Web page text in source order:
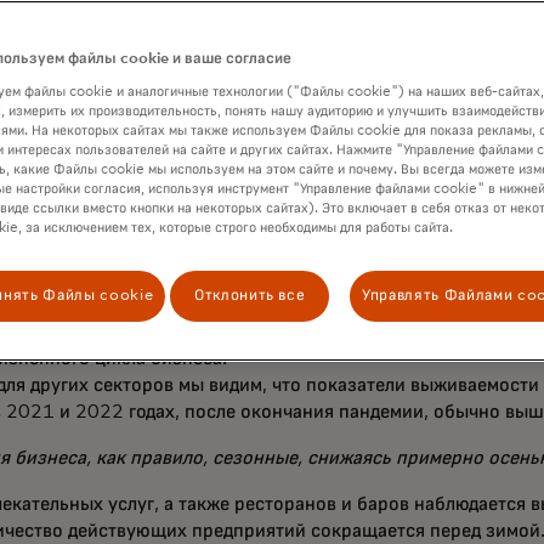
на три процентных пункта выше, чем трендовая
около $375 миллиардов в годовом выражении.
появившиеся во второй половине 2020 года, имели
по сравнению с небольшими отелями и мотелями,
MEI показывает, что количество небольших отелей и
Это, возможно, отражало предпочтение местных
как потребители стали более комфортно путешествовать
выживаемости небольших отелей и мотелей,
свидетельствуют о том, что они выиграли от сильного
дольше, что подчёркивает важность устойчивого
цикла бизнеса.
других секторов мы видим, что показатели выживаемости
2021 и 2022 годах, после окончания пандемии, обычно
бизнеса, как правило, сезонные, снижаясь примерно
услуг, а также ресторанов и баров наблюдается
действующих предприятий сокращается перед зимой.
файлы cookie и ваше согласие
файлы cookie и аналогичные технологии ("Файлы cookie") на наших веб-
измерить их производительность, понять нашу аудиторию и улучшить
На некоторых сайтах мы также используем Файлы cookie для показа рекламы,
интересах пользователей на сайте и других сайтах. Нажмите "Управление файлами
какие Файлы cookie мы используем на этом сайте и почему. Вы всегда можете
настройки согласия, используя инструмент "Управление файлами cookie" в
ссылки вместо кнопки на некоторых сайтах). Это включает в себя отказ от
за исключением тех, которые строго необходимы для работы сайта.
Файлы cookie Отклонить все Управлять Файлами